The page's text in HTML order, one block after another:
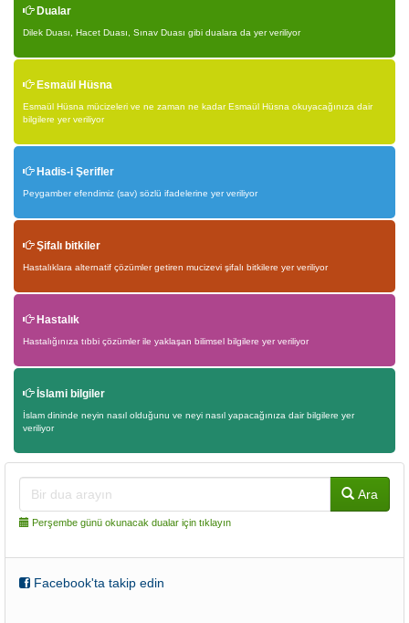
Dualar
Dilek Duası, Hacet Duası, Sınav Duası gibi dualara da yer veriliyor
Esmaül Hüsna
Esmaül Hüsna mücizeleri ve ne zaman ne kadar Esmaül Hüsna okuyacağınıza dair
bilgilere yer veriliyor
Hadis-i Şerifler
Peygamber efendimiz (sav) sözlü ifadelerine yer veriliyor
Şifalı bitkiler
Hastalıklara alternatif çözümler getiren mucizevi şifalı bitkilere yer veriliyor
Hastalık
Hastalığınıza tıbbi çözümler ile yaklaşan bilimsel bilgilere yer veriliyor
İslami bilgiler
İslam dininde neyin nasıl olduğunu ve neyi nasıl yapacağınıza dair bilgilere yer
veriliyor
Ara
Perşembe günü okunacak dualar için tıklayın
Facebook'ta takip edin